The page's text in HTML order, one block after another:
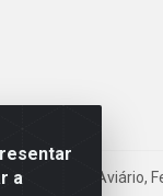
a
699 - Aviário,